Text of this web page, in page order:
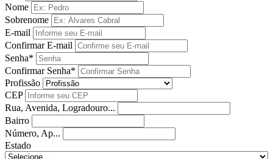
Nome
Sobrenome
E-mail
Confirmar E-mail
Senha*
Confirmar Senha*
Profissão
CEP
Rua, Avenida, Logradouro...
Bairro
Número, Ap...
Estado